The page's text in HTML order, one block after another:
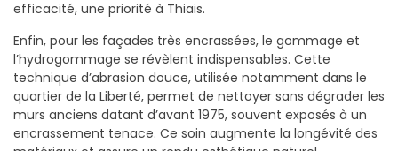
efficacité, une priorité à Thiais.
Enfin, pour les façades très encrassées, le gommage et
l’hydrogommage se révèlent indispensables. Cette
technique d’abrasion douce, utilisée notamment dans le
quartier de la Liberté, permet de nettoyer sans dégrader les
murs anciens datant d’avant 1975, souvent exposés à un
encrassement tenace. Ce soin augmente la longévité des